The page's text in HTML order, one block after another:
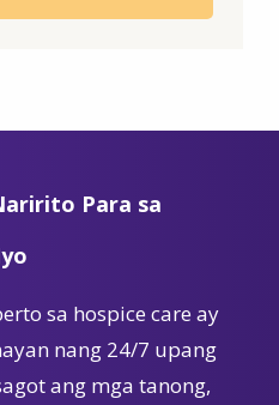
Para sa
sa hospice care ay
nang 24/7 upang
ang mga tanong,